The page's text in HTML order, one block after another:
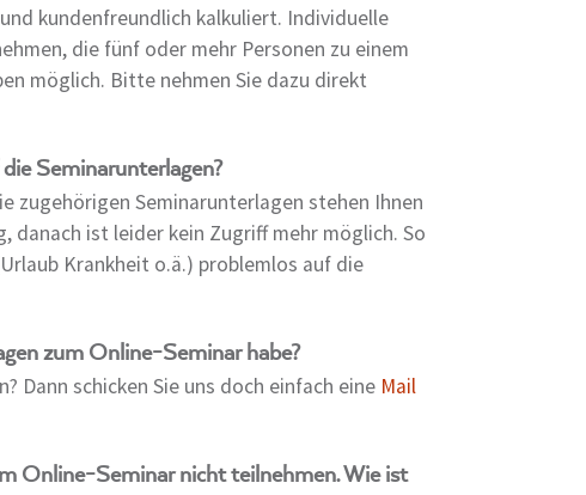
kundenfreundlich kalkuliert. Individuelle
die fünf oder mehr Personen zu einem
möglich. Bitte nehmen Sie dazu direkt
Seminarunterlagen?
zugehörigen Seminarunterlagen stehen Ihnen
danach ist leider kein Zugriff mehr möglich. So
Krankheit o.ä.) problemlos auf die
zum Online-Seminar habe?
Dann schicken Sie uns doch einfach eine Mail
Online-Seminar nicht teilnehmen. Wie ist